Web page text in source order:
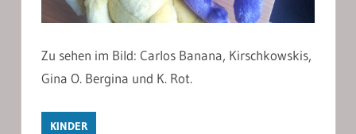
Zu sehen im Bild: Carlos Banana, Kirschkowskis,
Gina O. Bergina und K. Rot.
KINDER